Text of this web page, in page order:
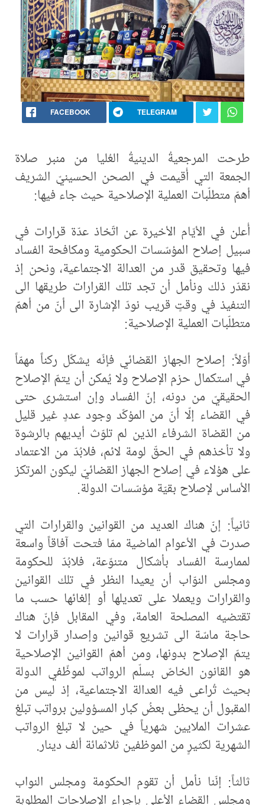
FACEBOOK TELEGRAM
طرحت المرجعيةُ الدينيةُ العُليا من منبر صلاة
الجمعة التي أُقيمت في الصحن الحسينيّ الشريف
أهمّ متطلّبات العملية الإصلاحية حيث جاء فيها:
أُعلن في الأيّام الأخيرة عن اتّخاذ عدّة قرارات في
سبيل إصلاح المؤسّسات الحكومية ومكافحة الفساد
فيها وتحقيق قدر من العدالة الاجتماعية، ونحن إذ
نقدّر ذلك ونأمل أن تجد تلك القرارات طريقها الى
التنفيذ في وقتٍ قريب نودّ الإشارة الى أنّ من أهمّ
متطلّبات العملية الإصلاحية:
أوّلاً: إصلاح الجهاز القضائي فإنّه يشكّل ركناً مهمّاً
في استكمال حزم الإصلاح ولا يُمكن أن يتمّ الإصلاح
الحقيقيّ من دونه، إنّ الفساد وإن استشرى حتى
في القضاء إلّا أنّ من المؤكّد وجود عددٍ غير قليل
من القضاة الشرفاء الذين لم تلوّث أيديهم بالرشوة
ولا تأخذهم في الحقّ لومة لائم، فلابُدّ من الاعتماد
على هؤلاء في إصلاح الجهاز القضائيّ ليكون المرتكز
الأساس لإصلاح بقيّة مؤسّسات الدولة.
ثانياً: إنّ هناك العديد من القوانين والقرارات التي
صدرت في الأعوام الماضية ممّا فتحت آفاقاً واسعة
لممارسة الفساد بأشكال متنوّعة، فلابُدّ للحكومة
ومجلس النوّاب أن يعيدا النظر في تلك القوانين
والقرارات ويعملا على تعديلها أو إلغائها حسب ما
تقتضيه المصلحة العامة، وفي المقابل فإنّ هناك
حاجة ماسّة الى تشريع قوانين وإصدار قرارات لا
يتمّ الإصلاح بدونها، ومن أهمّ القوانين الإصلاحية
هو القانون الخاصّ بسلّم الرواتب لموظّفي الدولة
بحيث تُراعى فيه العدالة الاجتماعية، إذ ليس من
المقبول أن يحظى بعضُ كبار المسؤولين برواتب تبلغ
عشرات الملايين شهرياً في حين لا تبلغ الرواتب
الشهرية لكثيرٍ من الموظفين ثلاثمائة ألف دينار.
ثالثاً: إنّنا نأمل أن تقوم الحكومة ومجلس النواب
ومجلس القضاء الأعلى بإجراء الإصلاحات المطلوبة